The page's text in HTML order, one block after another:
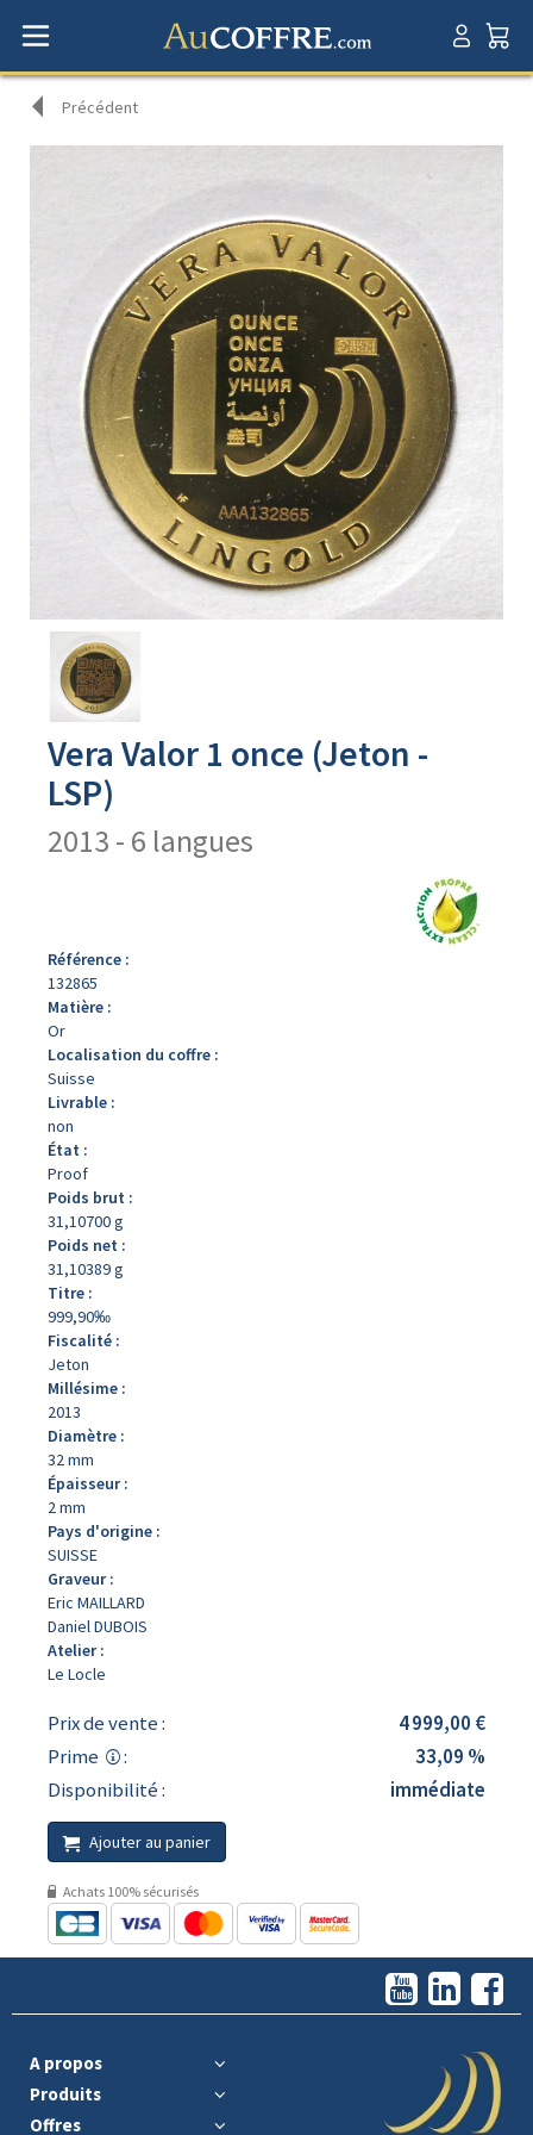
Précédent
Avers
produit
Vera Valor 1 once (Jeton -
LSP)
2013 - 6 langues
Référence :
132865
Matière :
Or
Localisation du coffre :
Suisse
Livrable :
non
État :
Proof
Poids brut :
31,10700 g
Poids net :
31,10389 g
Titre :
999,90‰
Fiscalité :
Jeton
Millésime :
2013
Diamètre :
32 mm
Épaisseur :
2 mm
Pays d'origine :
SUISSE
Graveur :
Eric MAILLARD
Daniel DUBOIS
Atelier :
Le Locle
Prix de vente :
4 999,00 €
Prime
:
33,09 %
Disponibilité :
immédiate
Ajouter au panier
Achats 100% sécurisés
A propos
Produits
Offres